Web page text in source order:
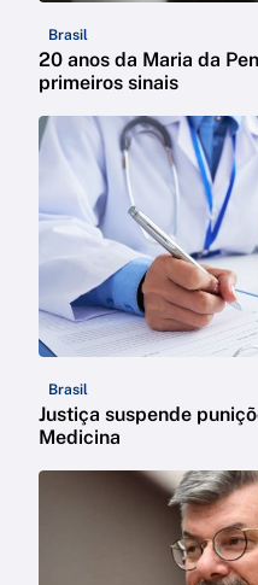
Brasil
20 anos da Maria da
primeiros sinais
Brasil
Justiça suspende
Medicina